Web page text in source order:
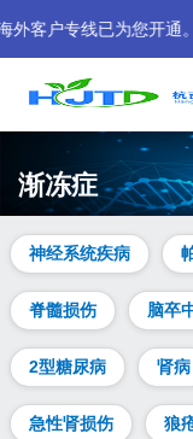
为您开通。欢迎直接
渐冻症
神经系统疾病
脊髓损伤 脑卒
2型糖尿病 肾病
急性肾损伤 狼